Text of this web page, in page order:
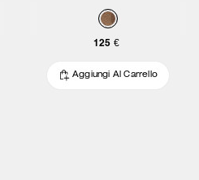
125 €
Aggiungi Al Carrello